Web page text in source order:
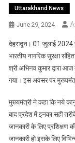
Uttarakhand News
June 29, 2024
देहरादून। 01 जुलाई 2024 से
भारतीय नागरिक सुरक्षा
श्री अभिनव कुमार द्वारा
गया। इस अवसर पर
मुख्यमंत्री ने कहा कि नये
बाद प्रदेश में इनका सही
जानकारी के लिए प्रशिक्षण
जानकारी हो इसके लिए